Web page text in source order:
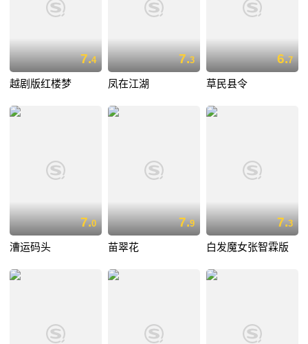
7.4
越剧版红楼梦
7.3
凤在江湖
6.7
草民县令
7.0
漕运码头
7.9
苗翠花
7.3
白发魔女张智霖版